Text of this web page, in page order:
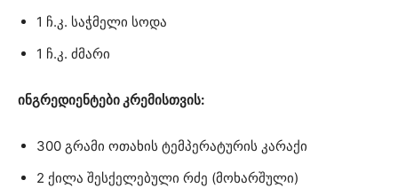
1 ჩ.კ. საჭმელი სოდა
1 ჩ.კ. ძმარი
ინგრედიენტები კრემისთვის:
300 გრამი ოთახის ტემპერატურის კარაქი
2 ქილა შესქელებული რძე (მოხარშული)